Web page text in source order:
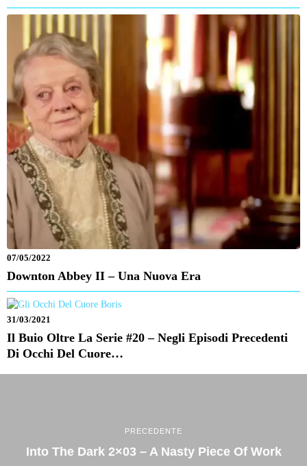
07/05/2022
Downton Abbey II – Una Nuova Era
31/03/2021
Il Buio Oltre La Serie #20 – Negli Episodi Precedenti
Di Occhi Del Cuore…
PRECEDENTE
Into The Dark 2×03 – A Nasty Piece Of Work